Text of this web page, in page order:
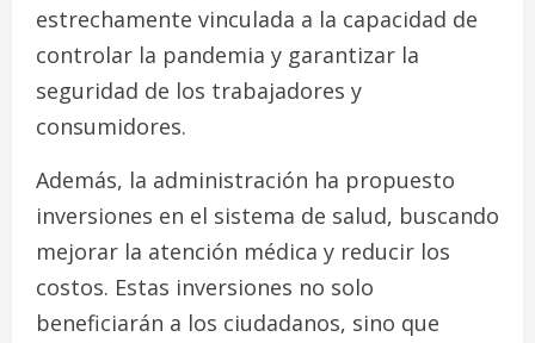
estrechamente vinculada a la capacidad de
controlar la pandemia y garantizar la
seguridad de los trabajadores y
consumidores.
Además, la administración ha propuesto
inversiones en el sistema de salud, buscando
mejorar la atención médica y reducir los
costos. Estas inversiones no solo
beneficiarán a los ciudadanos, sino que